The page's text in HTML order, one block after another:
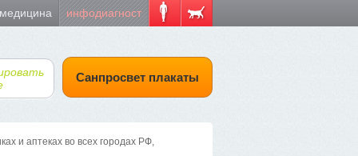
инфодиагност
Санпросвет плакаты
и аптеках во всех городах РФ,